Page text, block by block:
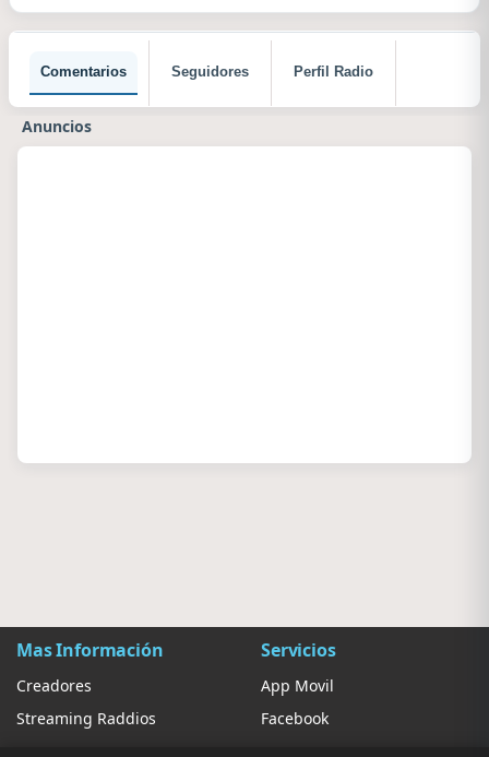
Comentarios Seguidores Perfil Radio
Anuncios
Mas Información
Creadores
Streaming Raddios
Servicios
App Movil
Facebook